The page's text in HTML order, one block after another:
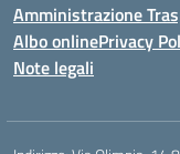
Amministrazione
Albo onlinePrivacy
Note legali